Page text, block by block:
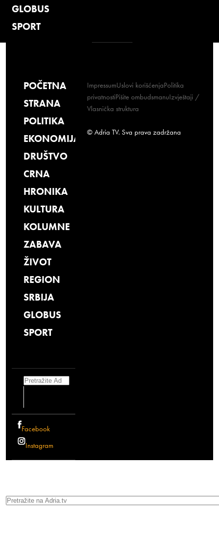
GLOBUS
SPORT
POČETNA
STRANA
POLITIKA
EKONOMIJA
DRUŠTVO
CRNA
HRONIKA
KULTURA
KOLUMNE
ZABAVA
ŽIVOT
REGION
SRBIJA
GLOBUS
SPORT
Search
Facebook
Instagram
ImpressumUslovi korišćenjaPolitika
privatnostiPišite ombudsmanuIzvještaji /
Vlasnička struktura
© Adria TV. Sva prava zadržana
Search